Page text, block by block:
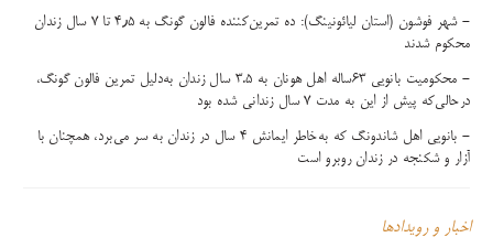
- شهر فوشون (استان لیائونینگ): ده تمرین‌کننده فالون گونگ به ۴٫۵ تا ۷ سال زندان
محکوم شدند
- محکومیت بانویی ۶۳ساله اهل هونان به ۳.۵ سال زندان به‌دلیل تمرین فالون گونگ،
درحالی‌که پیش از این به مدت ۷ سال زندانی شده بود
- بانویی اهل شاندونگ که به‌خاطر ایمانش ۴ سال در زندان به سر می‌برد، همچنان با
آزار و شکنجه در زندان روبرو است
اخبار و رویدادها